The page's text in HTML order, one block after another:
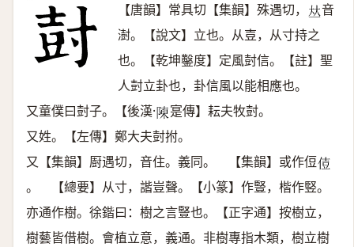
【唐韻】常具切【集韻】殊遇切， 𠀤音
澍。【說文】立也。从壴，从寸持之
也。【乾坤鑿度】定風尌信。【註】聖
人尌立卦也，卦信風以能相應也。
又童僕曰尌子。【後漢·𨻰 寔傳】耘夫牧尌。
又姓。【左傳】鄭大夫尌拊。
又【集韻】㕑遇切，音住。義同。 【集韻】或作侸𠊪
。 【總要】从寸，諧豈聲。【小篆】作豎，楷作竪。
亦通作樹。徐鍇曰：樹之言豎也。【正字通】按樹立，
樹藝皆借樹。會植立意，義通。非樹專指木類，樹立樹